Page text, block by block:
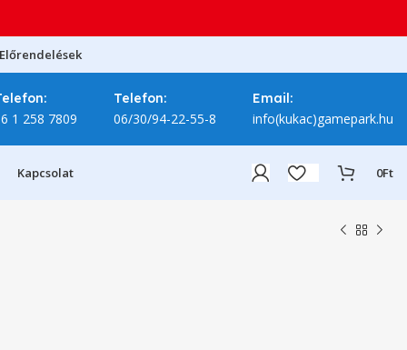
Előrendelések
1 258 7809
Telefon:
06/30/94-22-55-8
Email:
info(kukac)gamepark.hu
Kapcsolat 0Ft